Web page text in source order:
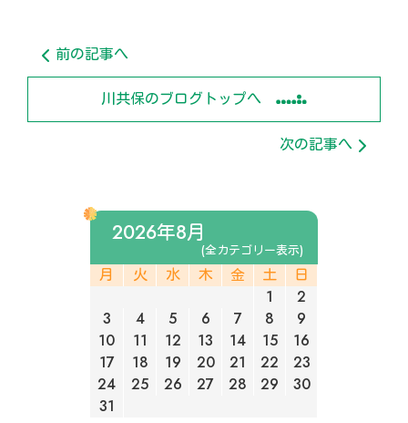
前の記事へ
川共保のブログトップへ
次の記事へ
2026年8月
(全カテゴリー表示)
月 火 水 木 金 土 日
1
2
3
4 5 6 7 8
9
10
11 12 13 14 15
16
17
18 19 20 21 22
23
24
25 26 27 28 29
30
31